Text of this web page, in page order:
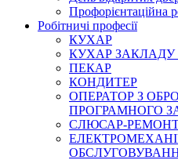
Профорієнтаційна
Робітничі професії
КУХАР
КУХАР ЗАКЛАДУ
ПЕКАР
КОНДИТЕР
ОПЕРАТОР З
ПРОГРАМНОГО
СЛЮСАР-